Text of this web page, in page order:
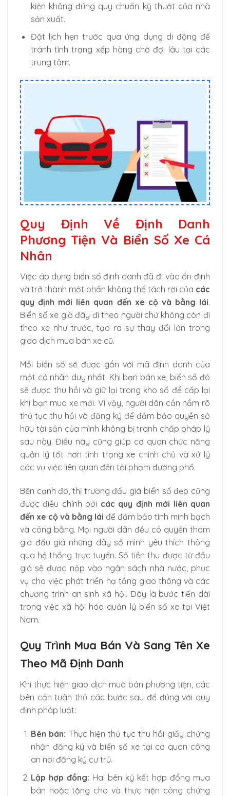
kiện không đúng quy chuẩn kỹ thuật của nhà
sản xuất.
Đặt lịch hẹn trước qua ứng dụng di động để
tránh tình trạng xếp hàng chờ đợi lâu tại các
trung tâm.
Quy Định Về Định Danh
Phương Tiện Và Biển Số Xe Cá
Nhân
Việc áp dụng biển số định danh đã đi vào ổn định
và trở thành một phần không thể tách rời của các
quy định mới liên quan đến xe cộ và bằng lái.
Biển số xe giờ đây đi theo người chứ không còn đi
theo xe như trước, tạo ra sự thay đổi lớn trong
giao dịch mua bán xe cũ.
Mỗi biển số sẽ được gắn với mã định danh của
một cá nhân duy nhất. Khi bạn bán xe, biển số đó
sẽ được thu hồi và giữ lại trong kho số để cấp lại
khi bạn mua xe mới. Vì vậy, người dân cần nắm rõ
thủ tục thu hồi và đăng ký để đảm bảo quyền sở
hữu tài sản của mình không bị tranh chấp pháp lý
sau này. Điều này cũng giúp cơ quan chức năng
quản lý tốt hơn tình trạng xe chính chủ và xử lý
các vụ việc liên quan đến tội phạm đường phố.
Bên cạnh đó, thị trường đấu giá biển số đẹp cũng
được điều chỉnh bởi các quy định mới liên quan
đến xe cộ và bằng lái để đảm bảo tính minh bạch
và công bằng. Mọi người dân đều có quyền tham
gia đấu giá những dãy số mình yêu thích thông
qua hệ thống trực tuyến. Số tiền thu được từ đấu
giá sẽ được nộp vào ngân sách nhà nước, phục
vụ cho việc phát triển hạ tầng giao thông và các
chương trình an sinh xã hội. Đây là bước tiến dài
trong việc xã hội hóa quản lý biển số xe tại Việt
Nam.
Quy Trình Mua Bán Và Sang Tên Xe
Theo Mã Định Danh
Khi thực hiện giao dịch mua bán phương tiện, các
bên cần tuân thủ các bước sau để đúng với quy
định pháp luật:
Bên bán: Thực hiện thủ tục thu hồi giấy chứng
nhận đăng ký và biển số xe tại cơ quan công
an nơi đăng ký cư trú.
Lập hợp đồng: Hai bên ký kết hợp đồng mua
bán hoặc tặng cho và thực hiện công chứng